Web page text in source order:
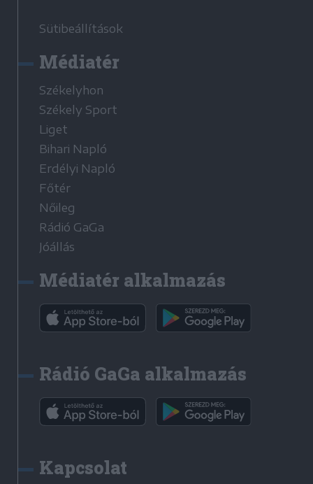
Sütibeállítások
Médiatér
Székelyhon
Székely Sport
Liget
Bihari Napló
Erdélyi Napló
Főtér
Nőileg
Rádió GaGa
Jóállás
Médiatér alkalmazás
Rádió GaGa alkalmazás
Kapcsolat